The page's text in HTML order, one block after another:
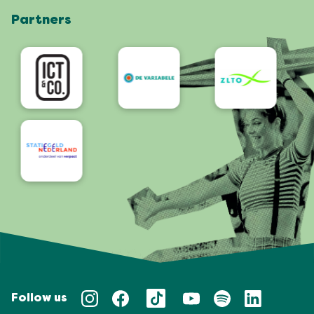
App
Bereikbaarheid/Toegankelijkheid
Partners
Follow us